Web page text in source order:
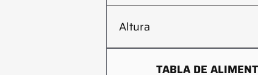
Altura
TABLA DE